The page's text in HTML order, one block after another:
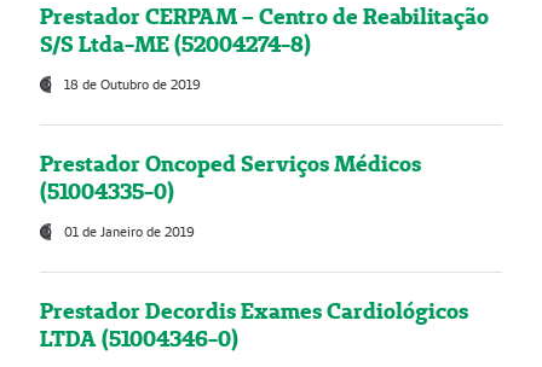
Prestador CERPAM – Centro de Reabilitação
S/S Ltda-ME (52004274-8)
18 de Outubro de 2019
Prestador Oncoped Serviços Médicos
(51004335-0)
01 de Janeiro de 2019
Prestador Decordis Exames Cardiológicos
LTDA (51004346-0)